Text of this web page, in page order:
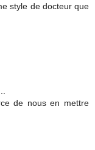
style de docteur que
de nous en mettre